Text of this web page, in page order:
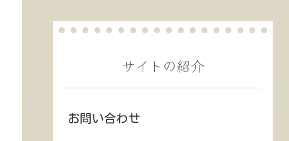
サイトの紹介
お問い合わせ